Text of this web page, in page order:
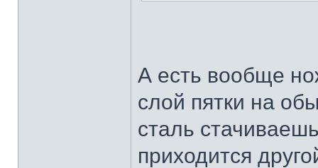
А есть вообще
слой пятки на
сталь
приходится